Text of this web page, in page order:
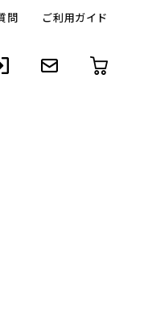
問 ご利用ガイド